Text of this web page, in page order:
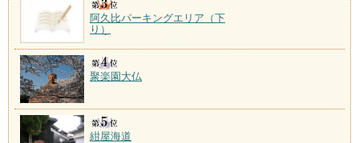
阿久比パーキングエリア（下
り）
聚楽園大仏
紺屋海道